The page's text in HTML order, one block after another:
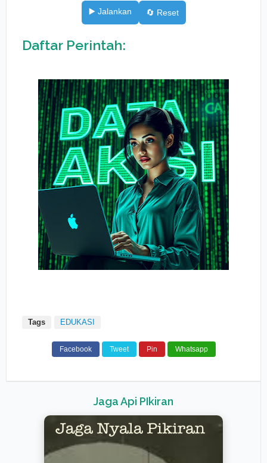
▶️ Jalankan 🔄 Reset
Daftar Perintah:
Tags EDUKASI
Facebook Tweet Pin Whatsapp
Jaga Api PIkiran